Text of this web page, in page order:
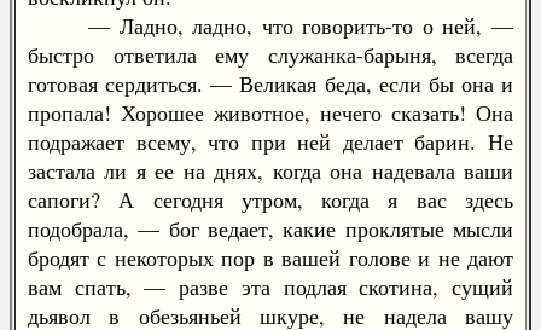
— Ладно, ладно, что говорить-то о ней, —
быстро ответила ему служанка-барыня, всегда
готовая сердиться. — Великая беда, если бы она и
пропала! Хорошее животное, нечего сказать! Она
подражает всему, что при ней делает барин. Не
застала ли я ее на днях, когда она надевала ваши
сапоги? А сегодня утром, когда я вас здесь
подобрала, — бог ведает, какие проклятые мысли
бродят с некоторых пор в вашей голове и не дают
вам спать, — разве эта подлая скотина, сущий
дьявол в обезьяньей шкуре, не надела вашу